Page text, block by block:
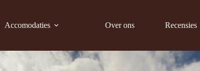
Accomodaties Over ons Recensies